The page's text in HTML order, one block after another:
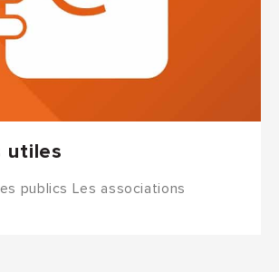
utiles
publics Les associations